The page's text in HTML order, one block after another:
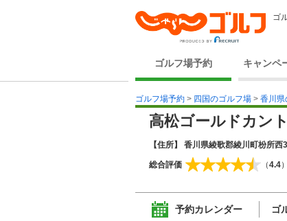
ゴ
ゴルフ場予約 キャンペ
ゴルフ場予約 > 四国のゴルフ場 > 香川県
高松ゴールドカン
【住所】 香川県綾歌郡綾川町枌所西
総合評価 （4.4）
予約カレンダー ゴ